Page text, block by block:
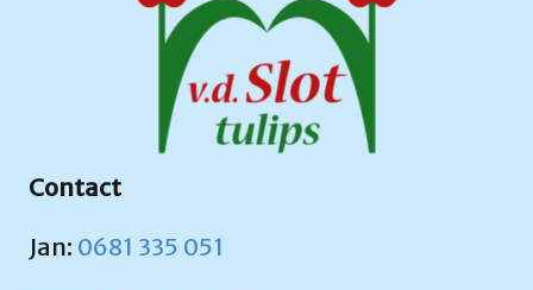
Contact
Jan: 0681 335 051